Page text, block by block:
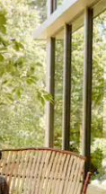
omhoog